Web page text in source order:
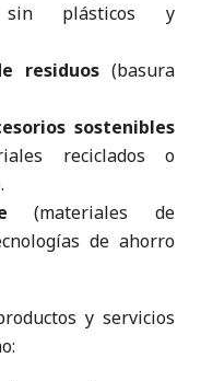
sin plásticos y
residuos (basura
sostenibles
reciclados o
(materiales de
de ahorro
y servicios